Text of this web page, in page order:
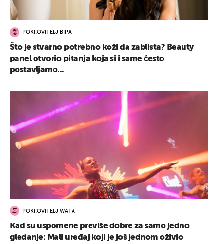
POKROVITELJ BIPA
Što je stvarno potrebno koži da zablista? Beauty
panel otvorio pitanja koja si i same često
postavljamo...
POKROVITELJ WATA
Kad su uspomene previše dobre za samo jedno
gledanje: Mali uređaj koji je još jednom oživio